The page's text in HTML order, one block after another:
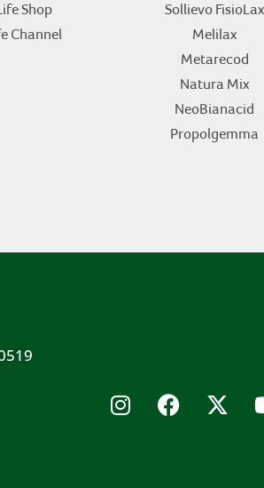
Shop
Channel
Sollievo FisioLax
Melilax
Metarecod
Natura Mix
NeoBianacid
Propolgemma